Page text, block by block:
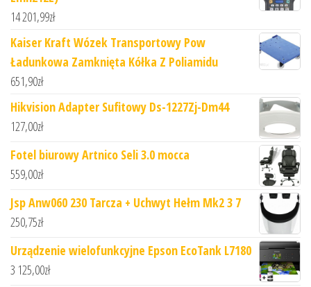
14 201,99zł
Kaiser Kraft Wózek Transportowy Pow
Ładunkowa Zamknięta Kółka Z Poliamidu
651,90zł
Hikvision Adapter Sufitowy Ds-1227Zj-Dm44
127,00zł
Fotel biurowy Artnico Seli 3.0 mocca
559,00zł
Jsp Anw060 230 Tarcza + Uchwyt Hełm Mk2 3 7
250,75zł
Urządzenie wielofunkcyjne Epson EcoTank L7180
3 125,00zł